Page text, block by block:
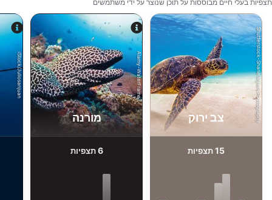
תצפיות בעלי חיים מבוססות על תוכן שנוצר על ידי משתמשים
Shutterstock-Shane Myers Photography צב ירוק
15תצפיות
Alamy-WaterFrame
מורנה
6תצפיות
iStock/Juliosanjuan
Use precise geolocation data
Identify devices based on information
actively requested
מטרות עיבוד שאינן IAB:
חיוני
ביצועים
פונקציונלי